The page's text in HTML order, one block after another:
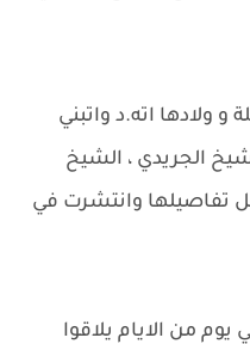
ولادها اته.د واتبني
الجريدي ، الشيخ
تفاصيلها وانتشرت في
من الايام يلاقوا